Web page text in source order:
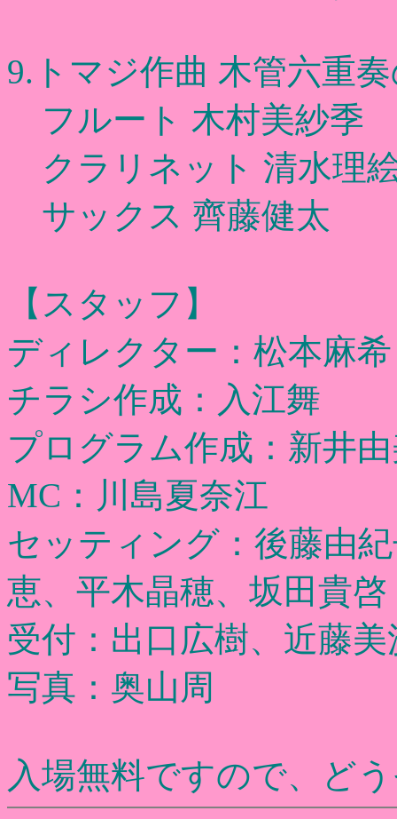
9.トマジ作曲 木管六重
フルート 木村美紗季
クラリネット 清水理
サックス 齊藤健太
【スタッフ】
ディレクター：松本麻希
チラシ作成：入江舞
プログラム作成：新井
MC：川島夏奈江
セッティング：後藤由
恵、平木晶穂、坂田貴啓
受付：出口広樹、近藤美
写真：奥山周
入場無料ですので、ど